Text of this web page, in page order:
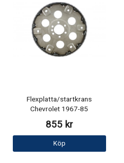
Flexplatta/startkrans
Chevrolet 1967-85
855 kr
Köp